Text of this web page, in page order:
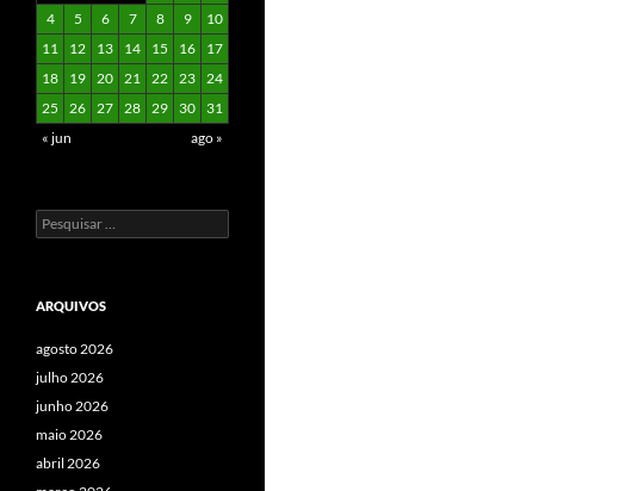
4
5 6 7 8 9
10
11
12 13 14 15 16
17
18
19 20 21 22 23 24
25
26 27 28 29 30
31
« jun
ago »
Pesquisar
por:
ARQUIVOS
agosto 2026
julho 2026
junho 2026
maio 2026
abril 2026